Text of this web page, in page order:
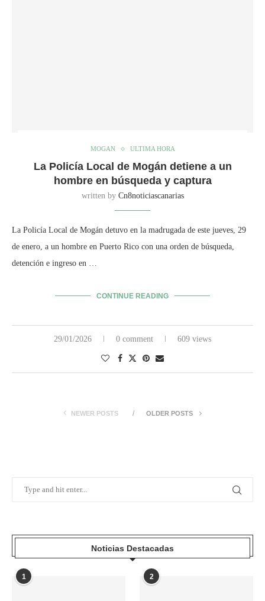
MOGAN ULTIMA HORA
La Policía Local de Mogán detiene a un
hombre en búsqueda y captura
written by Cn8noticiascanarias
La Policía Local de Mogán detuvo en la madrugada de este jueves, 29
de enero, a un hombre en Puerto Rico con una orden de búsqueda,
detención e ingreso en …
CONTINUE READING
29/01/2026 0 comment 609 views
NEWER POSTS OLDER POSTS
Noticias Destacadas
1 2